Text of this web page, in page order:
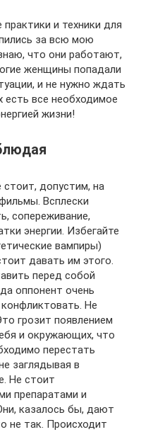
и техники для
за всю мою
что они работают,
женщины попадали
и не нужно ждать
есть все необходимое
жизни!
стоит, допустим, на
Всплески
сопереживание,
энергии. Избегайте
вампиры)
давать им этого.
перед собой
оппонент очень
Не
грозит появлением
и окружающих, что
перестать
заглядывая в
Не стоит
препаратами и
казалось бы, дают
не так. Происходит